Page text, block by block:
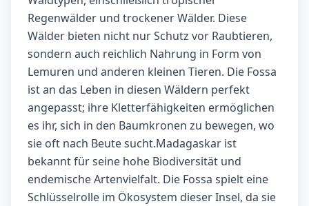
Regenwälder und trockener Wälder. Diese
Wälder bieten nicht nur Schutz vor Raubtieren,
sondern auch reichlich Nahrung in Form von
Lemuren und anderen kleinen Tieren. Die Fossa
ist an das Leben in diesen Wäldern perfekt
angepasst; ihre Kletterfähigkeiten ermöglichen
es ihr, sich in den Baumkronen zu bewegen, wo
sie oft nach Beute sucht.Madagaskar ist
bekannt für seine hohe Biodiversität und
endemische Artenvielfalt. Die Fossa spielt eine
Schlüsselrolle im Ökosystem dieser Insel, da sie